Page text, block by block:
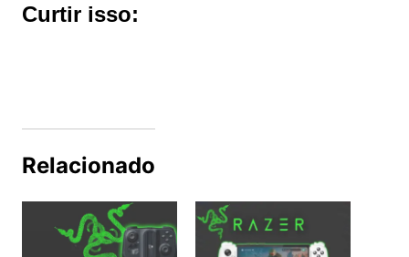
Curtir isso:
Relacionado